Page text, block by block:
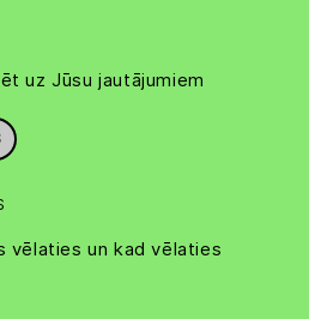
uz Jūsu jautājumiem
vēlaties un kad vēlaties